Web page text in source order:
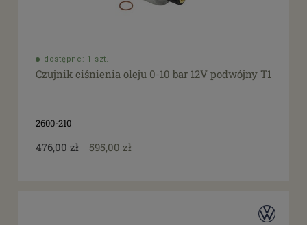
dostępne: 1 szt.
Czujnik ciśnienia oleju 0-10 bar 12V podwójny T1
2600-210
476,00 zł 595,00 zł